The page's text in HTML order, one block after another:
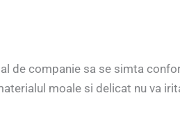
de companie sa se simta
moale si delicat nu va